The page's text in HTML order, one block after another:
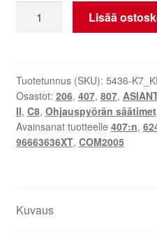
Vakionopeudensäätövivun
ohjain
96663636XT
määrä
Lisää
Tuotetunnus (SKU): 5436-
Osastot: 206, 407, 807,
II, C8, Ohjauspyörän säätimet
Avainsanat tuotteelle 407:n,
96663636XT, COM2005
Kuvaus